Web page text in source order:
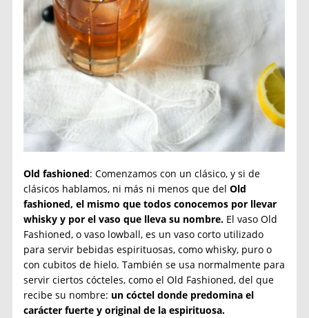
Old fashioned: Comenzamos con un clásico, y si de
clásicos hablamos, ni más ni menos que delOld
fashioned, el mismo que todos conocemos por llevar
whisky y por el vaso que lleva su nombre. El vaso Old
Fashioned, o vaso lowball​​, es un vaso corto utilizado
para servir bebidas espirituosas, como whisky, puro o
con cubitos de hielo. También se usa normalmente para
servir ciertos cócteles, como el Old Fashioned, del que
recibe su nombre: un cóctel donde predomina el
carácter fuerte y original de la espirituosa.